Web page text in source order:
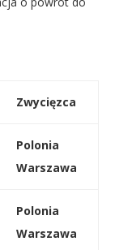
Zwycięzca
Polonia
Warszawa
Polonia
Warszawa